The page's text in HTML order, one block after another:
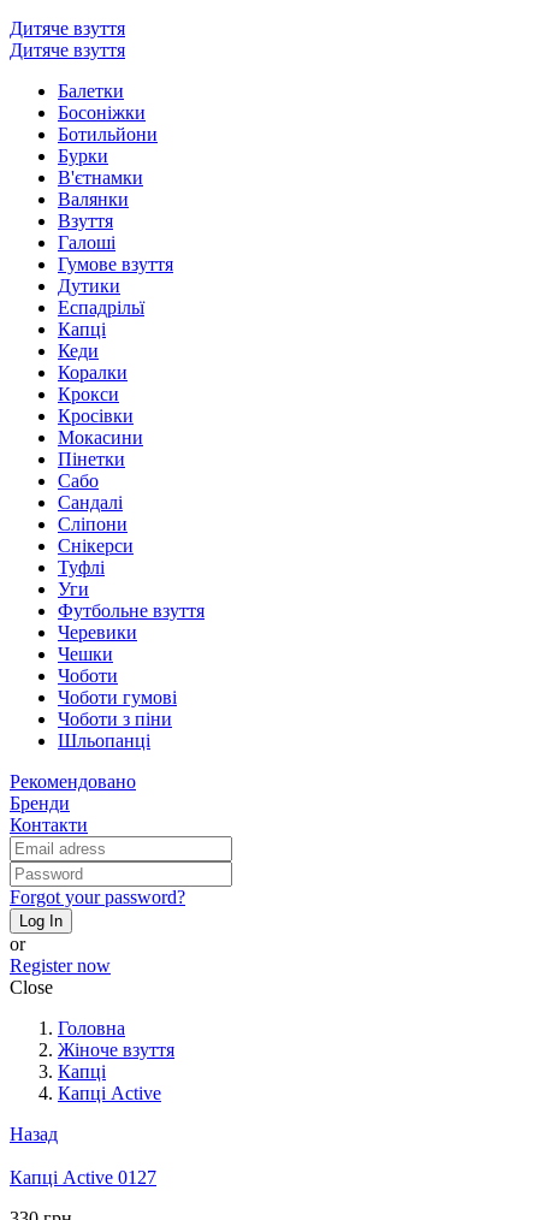
Дитяче взуття
Дитяче взуття
Балетки
Босоніжки
Ботильйони
Бурки
В'єтнамки
Валянки
Взуття
Галоші
Гумове взуття
Дутики
Еспадрільї
Капці
Кеди
Коралки
Крокси
Кросівки
Мокасини
Пінетки
Сабо
Сандалі
Сліпони
Снікерси
Туфлі
Уги
Футбольне взуття
Черевики
Чешки
Чоботи
Чоботи гумові
Чоботи з піни
Шльопанці
Рекомендовано
Бренди
Контакти
Forgot your password?
Log In
or
Register now
Close
Головна
Жіноче взуття
Капці
Капці Active
Назад
Капці Active 0127